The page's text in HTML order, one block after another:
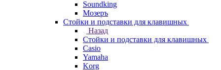
Soundking
Мозеръ
Стойки и подставки для клавишных
Назад
Стойки и подставки для клавишных
Casio
Yamaha
Korg